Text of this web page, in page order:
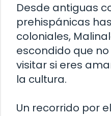
Desde antiguas
prehispánicas
coloniales,
escondido que
visitar si eres
la cultura.
Un recorrido por